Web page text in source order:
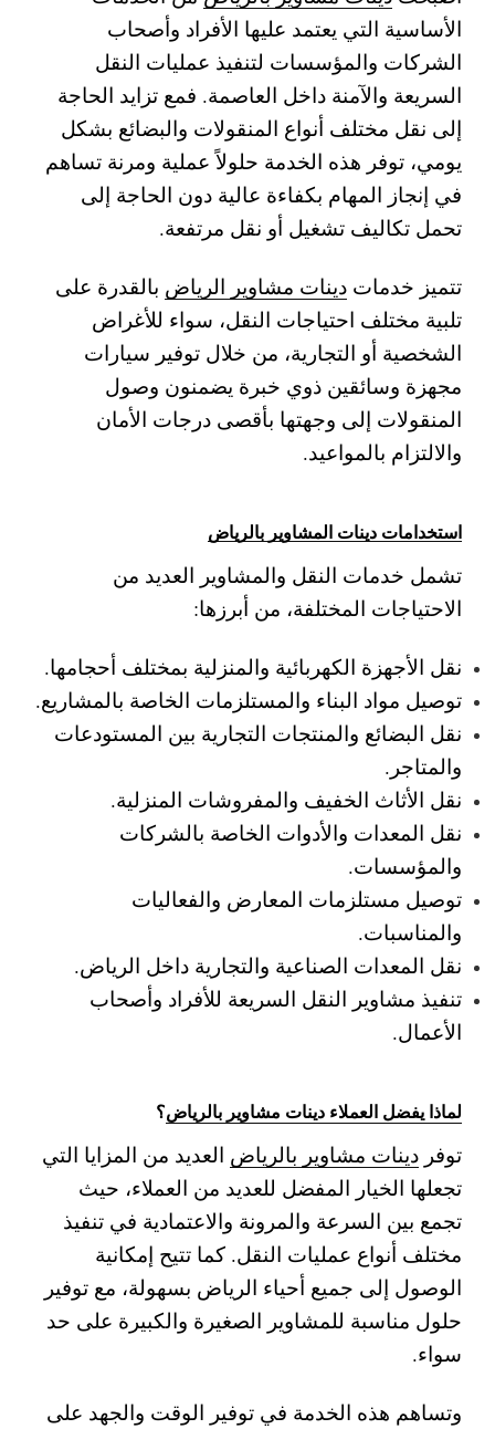
الأساسية التي يعتمد عليها الأفراد وأصحاب
الشركات والمؤسسات لتنفيذ عمليات النقل
السريعة والآمنة داخل العاصمة. فمع تزايد الحاجة
إلى نقل مختلف أنواع المنقولات والبضائع بشكل
يومي، توفر هذه الخدمة حلولاً عملية ومرنة تساهم
في إنجاز المهام بكفاءة عالية دون الحاجة إلى
تحمل تكاليف تشغيل أو نقل مرتفعة.
تتميز خدمات دينات مشاوير الرياض بالقدرة على
تلبية مختلف احتياجات النقل، سواء للأغراض
الشخصية أو التجارية، من خلال توفير سيارات
مجهزة وسائقين ذوي خبرة يضمنون وصول
المنقولات إلى وجهتها بأقصى درجات الأمان
والالتزام بالمواعيد.
استخدامات دينات المشاوير بالرياض
تشمل خدمات النقل والمشاوير العديد من
الاحتياجات المختلفة، من أبرزها:
نقل الأجهزة الكهربائية والمنزلية بمختلف أحجامها.
توصيل مواد البناء والمستلزمات الخاصة بالمشاريع.
نقل البضائع والمنتجات التجارية بين المستودعات
والمتاجر.
نقل الأثاث الخفيف والمفروشات المنزلية.
نقل المعدات والأدوات الخاصة بالشركات
والمؤسسات.
توصيل مستلزمات المعارض والفعاليات
والمناسبات.
نقل المعدات الصناعية والتجارية داخل الرياض.
تنفيذ مشاوير النقل السريعة للأفراد وأصحاب
الأعمال.
لماذا يفضل العملاء دينات مشاوير بالرياض؟
توفر دينات مشاوير بالرياض العديد من المزايا التي
تجعلها الخيار المفضل للعديد من العملاء، حيث
تجمع بين السرعة والمرونة والاعتمادية في تنفيذ
مختلف أنواع عمليات النقل. كما تتيح إمكانية
الوصول إلى جميع أحياء الرياض بسهولة، مع توفير
حلول مناسبة للمشاوير الصغيرة والكبيرة على حد
سواء.
وتساهم هذه الخدمة في توفير الوقت والجهد على